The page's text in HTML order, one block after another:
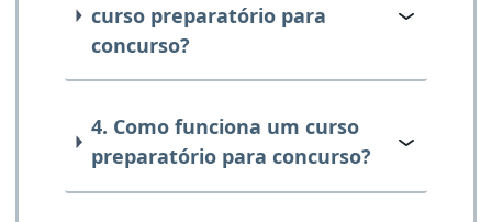
curso preparatório para
concurso?
4. Como funciona um curso
preparatório para concurso?